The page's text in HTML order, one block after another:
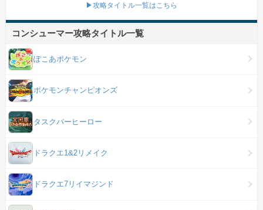
▶攻略タイトル一覧はこちら
コンシューマー攻略タイトル一覧
ぽこあポケモン
ポケモンチャンピオンズ
タスクバーヒーロー
ドラクエ1&2リメイク
ドラクエ7リイマジンド